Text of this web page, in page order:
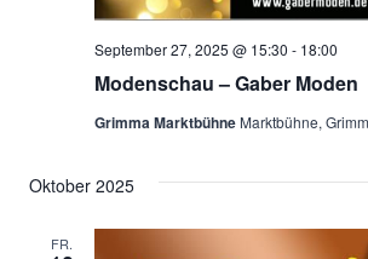
Modenschau – Gaber Moden
September 27, 2025 @ 15:30 - 18:00
Grimma Marktbühne Marktbühne,
Oktober 2025
FR.